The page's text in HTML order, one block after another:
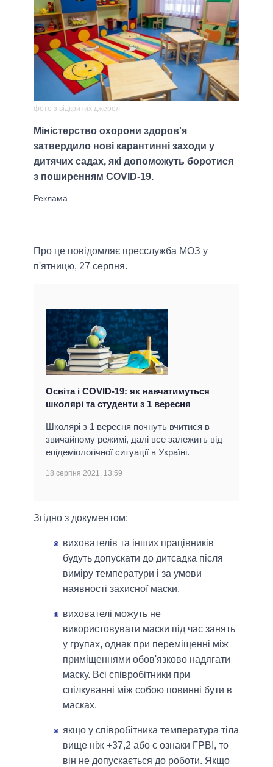
фото з відкритих джерел
Міністерство охорони здоров'я
затвердило нові карантинні заходи у
дитячих садах, які допоможуть боротися
з поширенням COVID-19.
Про це повідомляє пресслужба МОЗ у
п'ятницю, 27 серпня.
Освіта і COVID-19: як навчатимуться
школярі та студенти з 1 вересня
Школярі з 1 вересня почнуть вчитися в
звичайному режимі, далі все залежить від
епідеміологічної ситуації в Україні.
18 серпня 2021, 13:59
Згідно з документом:
вихователів та інших працівників
будуть допускати до дитсадка після
виміру температури і за умови
наявності захисної маски.
вихователі можуть не
використовувати маски під час занять
у групах, однак при переміщенні між
приміщеннями обов'язково надягати
маску. Всі співробітники при
спілкуванні між собою повинні бути в
масках.
якщо у співробітника температура тіла
вище ніж +37,2 або є ознаки ГРВІ, то
він не допускається до роботи. Якщо